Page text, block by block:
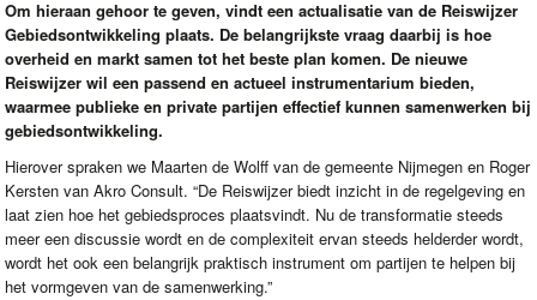
Om hieraan gehoor te geven, vindt een actualisatie van de Reiswijzer
Gebiedsontwikkeling plaats. De belangrijkste vraag daarbij is hoe
overheid en markt samen tot het beste plan komen. De nieuwe
Reiswijzer wil een passend en actueel instrumentarium bieden,
waarmee publieke en private partijen effectief kunnen samenwerken bij
gebiedsontwikkeling.
Hierover spraken we Maarten de Wolff van de gemeente Nijmegen en Roger
Kersten van Akro Consult. “De Reiswijzer biedt inzicht in de regelgeving en
laat zien hoe het gebiedsproces plaatsvindt. Nu de transformatie steeds
meer een discussie wordt en de complexiteit ervan steeds helderder wordt,
wordt het ook een belangrijk praktisch instrument om partijen te helpen bij
het vormgeven van de samenwerking.”